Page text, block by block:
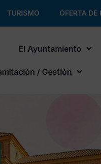
TURISMO OFERTA DE
El Ayuntamiento
/ Gestión